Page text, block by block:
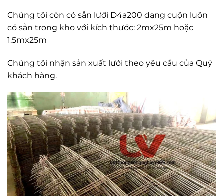
Chúng tôi còn có sẵn lưới D4a200 dạng cuộn luôn
có sẵn trong kho với kích thước: 2mx25m hoặc
1.5mx25m
Chúng tôi nhận sản xuất lưới theo yêu cầu của Quý
khách hàng.